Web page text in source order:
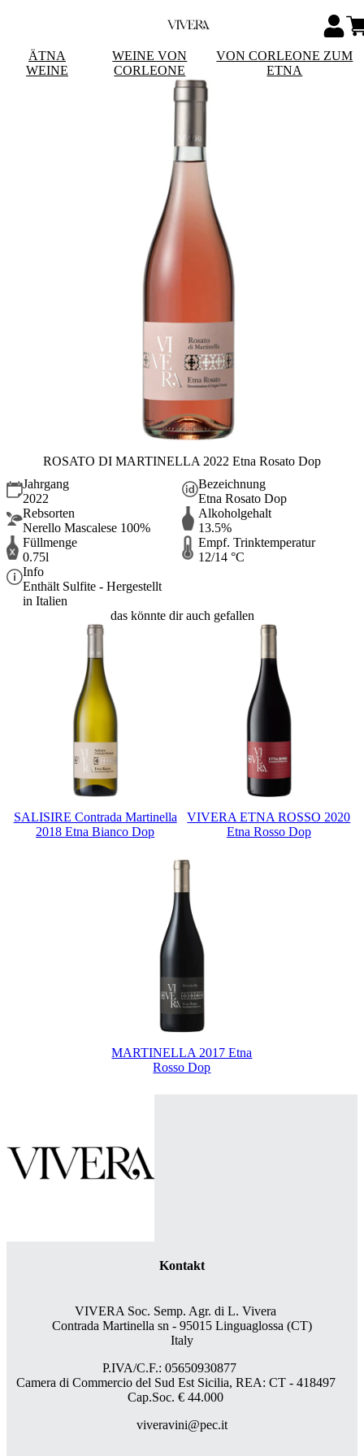
ÄTNA
WEINE
WEINE VON
CORLEONE
VON CORLEONE ZUM
ETNA
ROSATO DI MARTINELLA 2022 Etna Rosato Dop
Jahrgang
2022
Bezeichnung
Etna Rosato Dop
Rebsorten
Nerello Mascalese 100%
Alkoholgehalt
13.5%
Füllmenge
0.75l
Empf. Trinktemperatur
12/14 °C
Info
Enthält Sulfite - Hergestellt
in Italien
das könnte dir auch gefallen
SALISIRE Contrada Martinella
2018 Etna Bianco Dop
VIVERA ETNA ROSSO 2020
Etna Rosso Dop
MARTINELLA 2017 Etna
Rosso Dop
Kontakt
VIVERA Soc. Semp. Agr. di L. Vivera
Contrada Martinella sn - 95015 Linguaglossa (CT)
Italy
P.IVA/C.F.: 05650930877
Camera di Commercio del Sud Est Sicilia, REA: CT - 418497
Cap.Soc. € 44.000
viveravini@pec.it